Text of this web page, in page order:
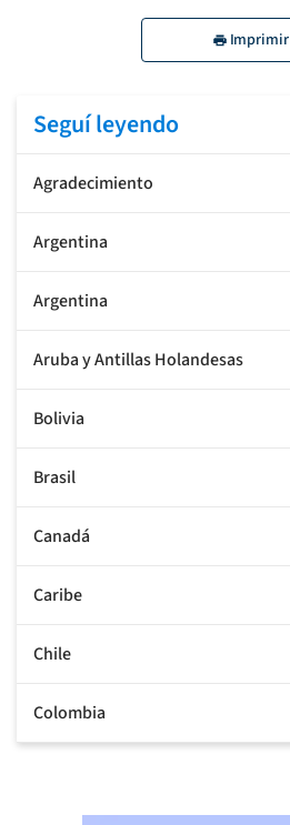
Imprimir
Seguí leyendo
Agradecimiento
Argentina
Argentina
Aruba y Antillas Holandesas
Bolivia
Brasil
Canadá
Caribe
Chile
Colombia